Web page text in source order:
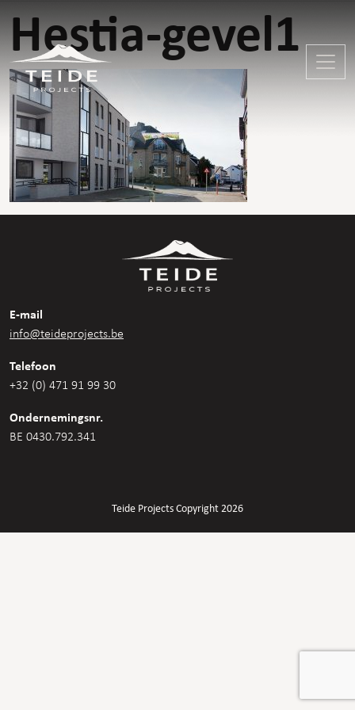
Hestia-gevel1
E-mail
info@teideprojects.be
Telefoon
+32 (0) 471 91 99 30
Ondernemingsnr.
BE 0430.792.341
Teide Projects Copyright 2026